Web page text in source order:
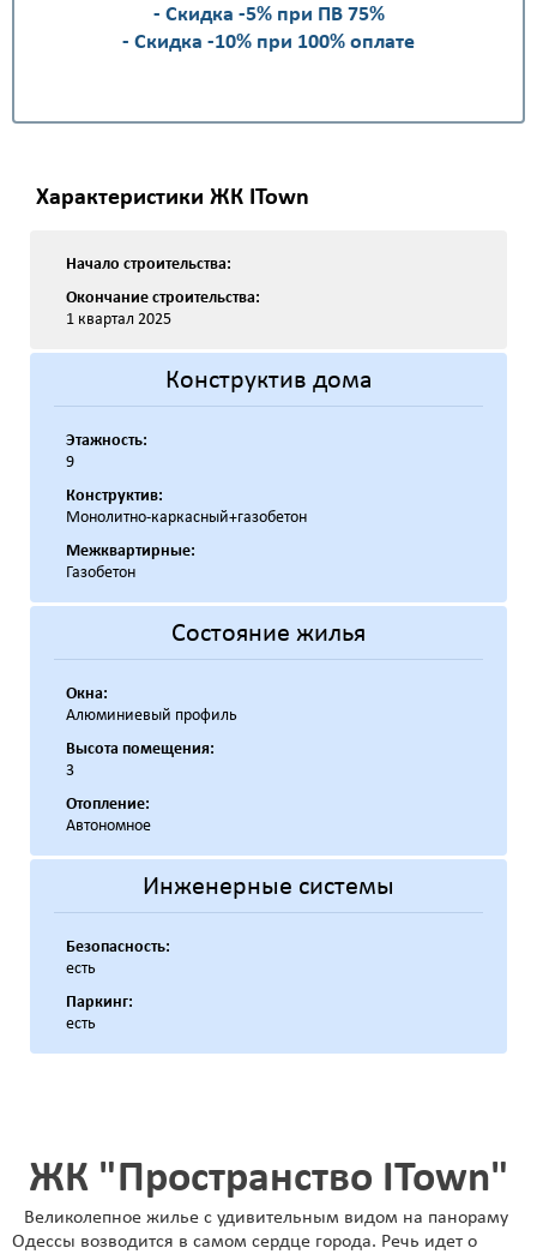
- Скидка -5% при ПВ 75%
- Скидка -10% при 100% оплате
Характеристики ЖК ITown
Начало строительства:
Окончание строительства:
1 квартал 2025
Конструктив дома
Этажность:
9
Конструктив:
Монолитно-каркасный+газобетон
Межквартирные:
Газобетон
Состояние жилья
Окна:
Алюминиевый профиль
Высота помещения:
3
Отопление:
Автономное
Инженерные системы
Безопасность:
есть
Паркинг:
есть
ЖК "Пространство ITown"
Великолепное жилье с удивительным видом на панораму
Одессы возводится в самом сердце города. Речь идет о